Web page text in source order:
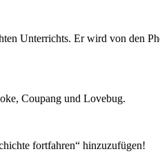
Unterrichts. Er wird von den
Coupang und Lovebug.
fortfahren“ hinzuzufügen!